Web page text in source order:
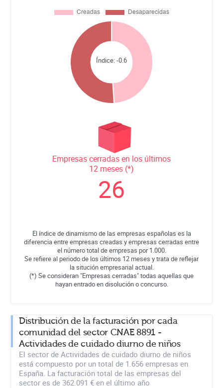
Índice:-0.6
Empresas cerradas en los últimos
12 meses (*)
26
El índice de dinamismo de las empresas españolas es la
diferencia entre empresas creadas y empresas cerradas entre
el número total de empresas por 1.000.
Se refiere al periodo de los últimos 12 meses y trata de reflejar
la situción empresarial actual.
(*) Se consideran "Empresas cerradas" todas aquellas que
hayan entrado en disolución o concurso.
Distribución de la facturación por cada
comunidad del sector CNAE 8891 -
Actividades de cuidado diurno de niños
El sector de Actividades de cuidado diurno de niños
está compuesto por un total de 1.656 empresas en
España. La facturación total de las empresas del
sector es de 362.091 € en el último año